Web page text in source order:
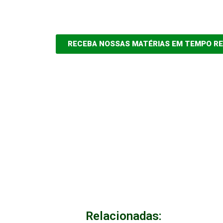
RECEBA NOSSAS MATÉRIAS EM TEMPO
Relacionadas: